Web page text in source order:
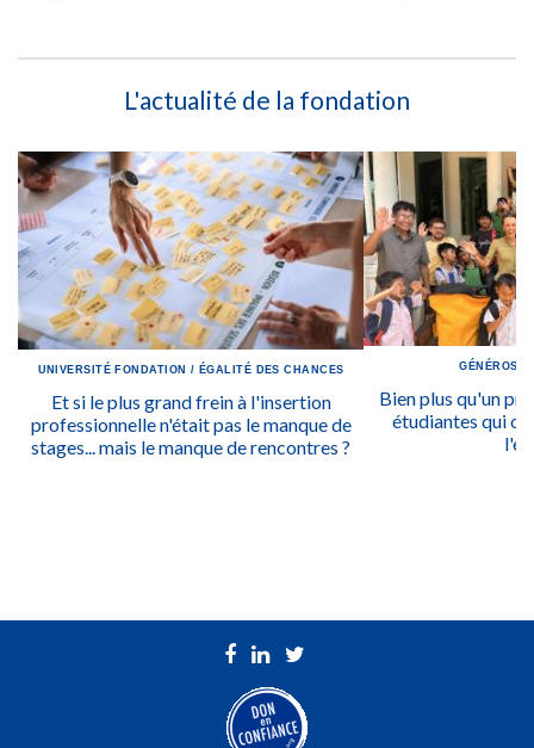
L'actualité de la fondation
UNIVERSITÉ FONDATION / ÉGALITÉ DES CHANCES
Et si le plus grand frein à l'insertion
professionnelle n'était pas le manque de
stages... mais le manque de rencontres ?
Bien plus qu'un
étudiantes qui